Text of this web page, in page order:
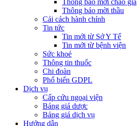
Thông báo mời chào giá
Thông báo mời thầu
Cải cách hành chính
Tin tức
Tin mới từ Sở Y Tế
Tin mới từ bệnh viện
Sức khoẻ
Thông tin thuốc
Chi đoàn
Phổ biến GDPL
Dịch vụ
Cấp cứu ngoại viện
Bảng giá dược
Bảng giá dịch vụ
Hướng dẫn